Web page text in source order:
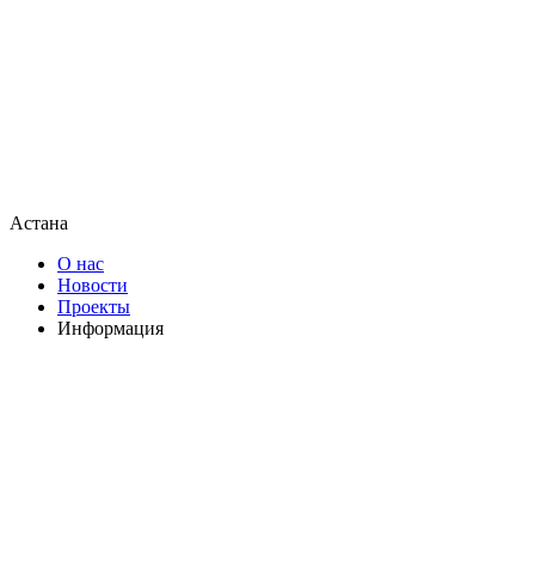
Астана
О нас
Новости
Проекты
Информация